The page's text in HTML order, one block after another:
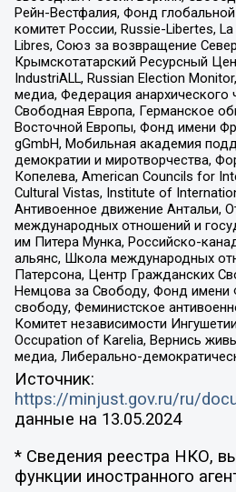
Рейн-Вестфалия, Фонд
комитет России, Russie-Libertes,
Libres, Союз за возвращение
Крымскотатарский Ресурсный
IndustriALL, Russian Election
медиа, Федерация анархического
Свободная Европа, Германское
Восточной Европы, Фонд имени
gGmbH, Мобильная академия
демократии и миротворчества,
Копелева, American Councils for
Cultural Vistas, Institute of
Антивоенное движение Антальи,
международных отношений и
им Питера Мунка, Российско-
альянс, Школа международных
Патерсона, Центр Гражданских
Немцова за Свободу, Фонд имени
свободу, Феминистское
Комитет независимости
Occupation of Karelia, Вернись
медиа, Либерально-
Источник:
https://minjust.gov.ru/ru/
данные на 13.05.2024
* Сведения реестра НКО,
функции иностранного